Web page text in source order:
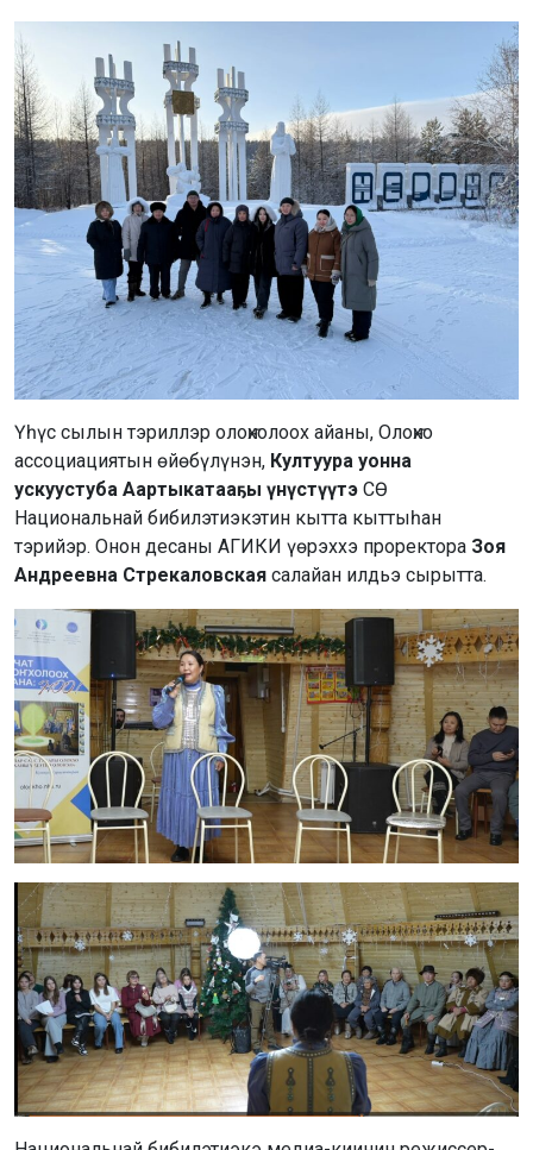
Үһүс сылын тэриллэр олоҥхолоох айаны, Олоҥхо
ассоциациятын өйөбүлүнэн, Култуура уонна
ускуустуба Аартыкатааҕы үнүстүүтэ СӨ
Национальнай бибилэтиэкэтин кытта кыттыһан
тэрийэр. Онон десаны АГИКИ үөрэххэ проректора Зоя
Андреевна Стрекаловская салайан илдьэ сырытта.